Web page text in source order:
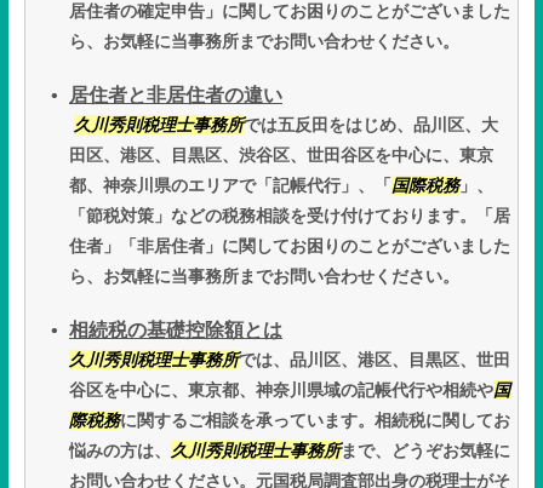
居住者の確定申告」に関してお困りのことがございました
ら、お気軽に当事務所までお問い合わせください。
居住者と非居住者の違い
久川秀則税理士事務所では五反田をはじめ、品川区、大
田区、港区、目黒区、渋谷区、世田谷区を中心に、東京
都、神奈川県のエリアで「記帳代行」、「 国際税務」、
「節税対策」などの税務相談を受け付けております。「居
住者」「非居住者」に関してお困りのことがございました
ら、お気軽に当事務所までお問い合わせください。
相続税の基礎控除額とは
久川秀則税理士事務所では、品川区、港区、目黒区、世田
谷区を中心に、東京都、神奈川県域の記帳代行や相続や国
際税務に関するご相談を承っています。相続税に関してお
悩みの方は、 久川秀則税理士事務所まで、どうぞお気軽に
お問い合わせください。元国税局調査部出身の税理士がそ